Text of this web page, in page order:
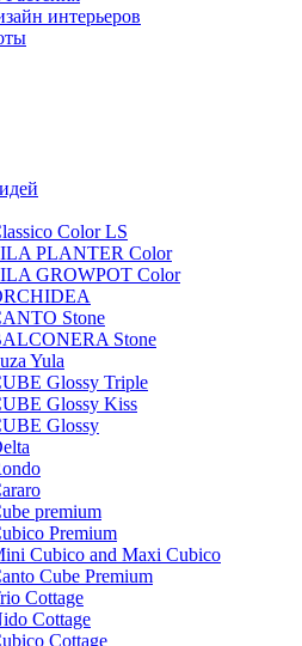
интерьеров
Color LS
PLANTER Color
GROWPOT Color
Stone
Stone
Yula
Glossy Triple
Glossy Kiss
Glossy
premium
Premium
Cubico and Maxi Cubico
Cube Premium
Cottage
Cottage
Cottage